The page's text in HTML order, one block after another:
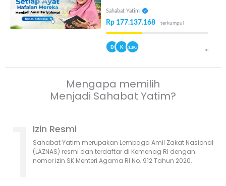
Sahabat Yatim
Rp 177.137.168 terkumpul
D K 3.2K+ ∞
Mengapa memilih
Menjadi Sahabat Yatim?
Izin Resmi
Sahabat Yatim merupakan Lembaga Amil Zakat Nasional
(LAZNAS) resmi dan terdaftar di Kemenag RI dengan
nomor izin SK Menteri Agama RI No. 912 Tahun 2020.